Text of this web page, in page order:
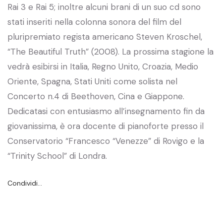
Rai 3 e Rai 5; inoltre alcuni brani di un suo cd sono
stati inseriti nella colonna sonora del film del
pluripremiato regista americano Steven Kroschel,
“The Beautiful Truth” (2008). La prossima stagione la
vedrà esibirsi in Italia, Regno Unito, Croazia, Medio
Oriente, Spagna, Stati Uniti come solista nel
Concerto n.4 di Beethoven, Cina e Giappone.
Dedicatasi con entusiasmo all’insegnamento fin da
giovanissima, è ora docente di pianoforte presso il
Conservatorio “Francesco “Venezze” di Rovigo e la
“Trinity School” di Londra.
Condividi…